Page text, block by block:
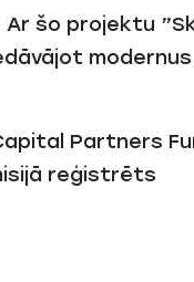
šo projektu
Partners
reģistrēts